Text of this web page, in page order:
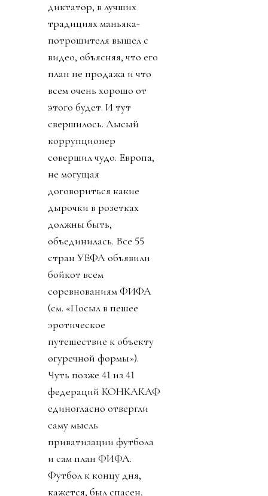
диктатор, в лучших
традициях маньяка-
потрошителя вышел с
видео, объясняя, что его
план не продажа и что
всем очень хорошо от
этого будет. И тут
свершилось. Лысый
коррупционер
совершил чудо. Европа,
не могущая
договориться какие
дырочки в розетках
должны быть,
объединилась. Все 55
стран УЕФА объявили
бойкот всем
соревнованиям ФИФА
(см. «Посыл в пешее
эротическое
путешествие к объекту
огуречной формы»).
Чуть позже 41 из 41
федераций КОНКАКАФ
единогласно отвергли
саму мысль
приватизации футбола
и сам план ФИФА.
Футбол к концу дня,
кажется, был спасен.